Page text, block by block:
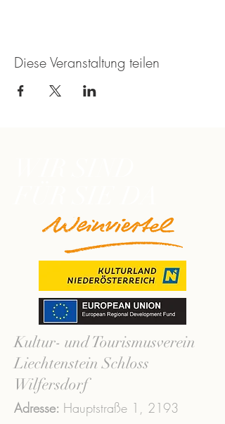
Diese Veranstaltung teilen
Kultur- und Tourismusverein
Liechtenstein Schloss
Wilfersdorf
Adresse: Hauptstraße 1, 2193